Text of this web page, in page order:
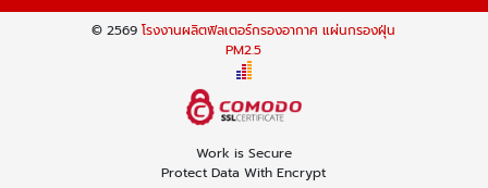
© 2569โรงงานผลิตฟิลเตอร์กรองอากาศ แผ่นกรองฝุ่น
PM2.5
Work is Secure
Protect Data With Encrypt